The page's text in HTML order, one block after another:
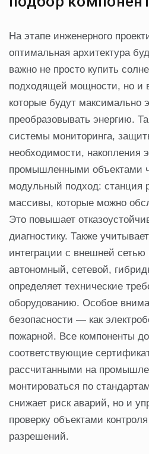
На этапе инженерного
оптимальная архитектура
важно не просто купить
подходящей мощности, но и
которые будут максимально
преобразовывать энергию.
системы мониторинга,
необходимости, накопления
промышленными объектами
модульный подход: станция
массивы, которые можно
Это повышает
диагностику. Также
интеграции с внешней
автономный, сетевой,
определяет технические
оборудованию. Особое
безопасности — как
пожарной. Все компоненты
соответствующие
рассчитанными на
монтироваться по
снижает риск аварий, но и
проверку объектами
разрешений.